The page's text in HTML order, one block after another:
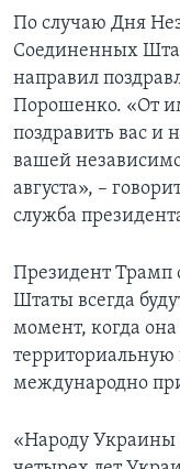
По случаю Дня
Соединенных
направил
Порошенко. «От
поздравить вас и
вашей
августа», –
служба
Президент Трамп
Штаты всегда
момент, когда
территориальную
международно
«Народу Украины